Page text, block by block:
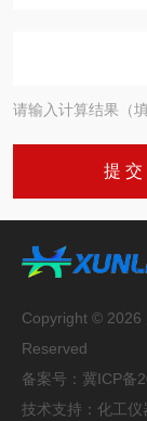
请输入计算结果（
Copyright © 2026
Reserved
备案号： 冀ICP备
技术支持： 化工仪